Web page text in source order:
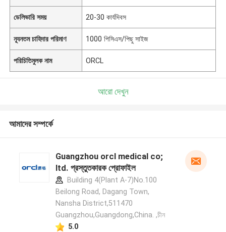
ডেলিভারি সময় 20-30 কার্যদিবস
ন্যূনতম চাহিদার পরিমাণ 1000 পিসিএস/পিছু সাইজ
পরিচিতিমুলক নাম ORCL
আরো দেখুন
আমাদের সম্পর্কে
Guangzhou orcl medical co;
ltd. প্রস্তুতকারক প্রোফাইল
Building 4(Plant A-7)No.100
Beilong Road, Dagang Town,
Nansha District,511470
Guangzhou,Guangdong,China. ,চীন
5.0